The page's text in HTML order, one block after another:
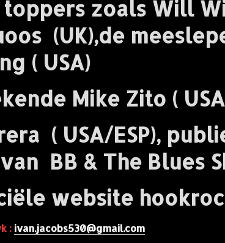
zoals Will
(UK),de
( USA)
Zito (
( USA/ESP),
BB & The Blues
website
: ivan.jacobs530@gmail.com